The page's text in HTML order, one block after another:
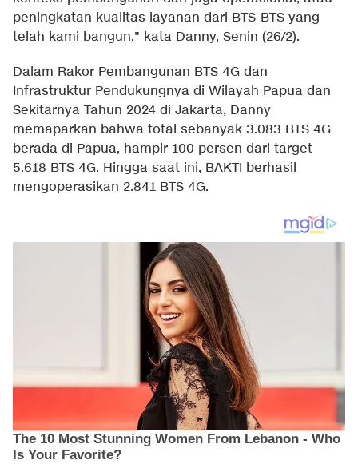
peningkatan kualitas layanan dari BTS-BTS yang
telah kami bangun," kata Danny, Senin (26/2).
Dalam Rakor Pembangunan BTS 4G dan
Infrastruktur Pendukungnya di Wilayah Papua dan
Sekitarnya Tahun 2024 di Jakarta, Danny
memaparkan bahwa total sebanyak 3.083 BTS 4G
berada di Papua, hampir 100 persen dari target
5.618 BTS 4G. Hingga saat ini, BAKTI berhasil
mengoperasikan 2.841 BTS 4G.